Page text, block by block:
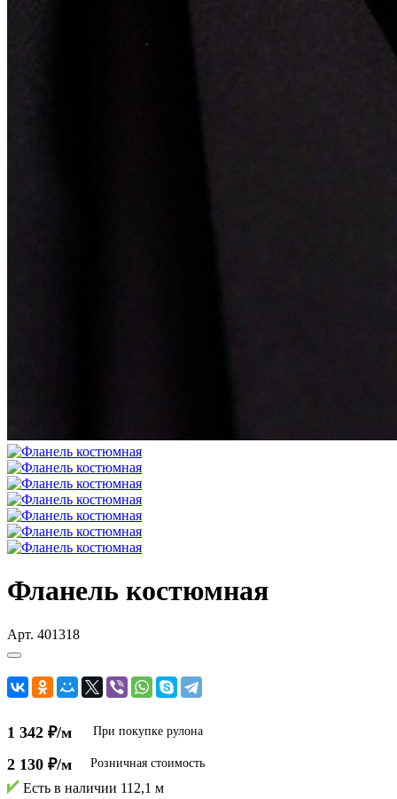
Фланель костюмная
Арт. 401318
1 342 ₽/м При покупке рулона
2 130 ₽/м Розничная стоимость
Есть в наличии 112,1 м